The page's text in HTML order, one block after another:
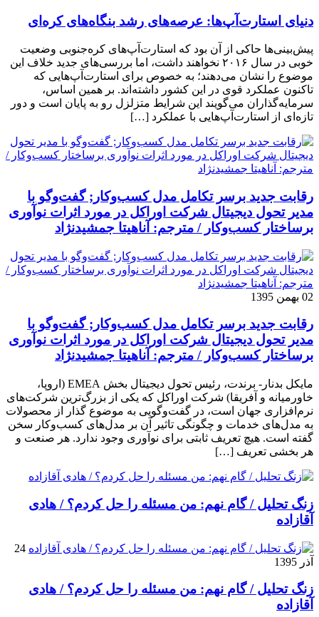
دنیای استارت‌آپ‌ها: عرصه‌های رشد بنگاه‌های کره‌ای‌
پیش‌بینی‌ها حاکی از آن بود که استارت‌آپ‌های کره‌جنوبی وضعیت
خوبی در سال ۲۰۱۶ نخواهند داشت، اما بررسی‌های جدید خلاف این
موضوع را نشان می‌دهند؛ به خصوص برای استارت‌آپ‌هایی که
تاکنون عملکرد قوی در این کشور داشته‌اند. بر همین اساس،
سرمایه‌گذاران می‌گویند این شرایط متزلزل رو به پایان است و دور
تازه‌ای از استارت‌آپ‌هایی با عملکرد […]
رقابت جدید برسر تکامل مدل کسب‌و‌کار; گفت‌وگو با
مدیر تحول دیجیتال شرکت اوراکل در مورد اثرات نوآوری
برساختار کسب‌وکار / مترجم: آناهیتا جمشیدنژاد
02 بهمن 1395
رقابت جدید برسر تکامل مدل کسب‌و‌کار; گفت‌وگو با
مدیر تحول دیجیتال شرکت اوراکل در مورد اثرات نوآوری
برساختار کسب‌وکار / مترجم: آناهیتا جمشیدنژاد
مایکل بدنار- برندت، رئیس تحول دیجیتال بخش EMEA (اروپا،
خاورمیانه و آفریقا) شرکت اوراکل که یکی از بزرگ‌ترین شرکت‌های
نرم‌افزاری جهان است، در گفت‌وگویی به موضوع گذار از محصولات
به مدل‌های خدمات و چگونگی تاثیر آن بر مدل‌های کسب‌و‌کار سخن
گفته است. هیچ تعریف ثابتی برای نوآوری وجود ندارد. هر صنعت و
هر بخشی تعریف […]
زنگ تحلیل / گام نهم: من مسئله را حل کردم؟ / هادی
آقازاده
24
آذر 1395
زنگ تحلیل / گام نهم: من مسئله را حل کردم؟ / هادی
آقازاده